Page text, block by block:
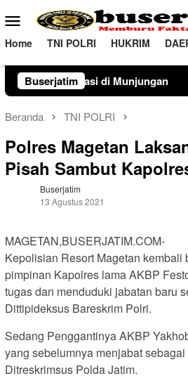
ke
konten
Menu
Mobile
Home TNI POLRI HUKRIM
Buserjatim Universitas
Beranda TNI POLRI
Polres Magetan
Pisah Sambut
Buserjatim
13 Agustus 2021
MAGETAN,BUSERJATIM.COM-
Kepolisian Resort Magetan
pimpinan Kapolres lama AKBP
tugas dan menduduki jabatan baru
Dittipideksus Bareskrim Polri.
Sedang Penggantinya AKBP
yang sebelumnya menjabat
Ditreskrimsus Polda Jatim.